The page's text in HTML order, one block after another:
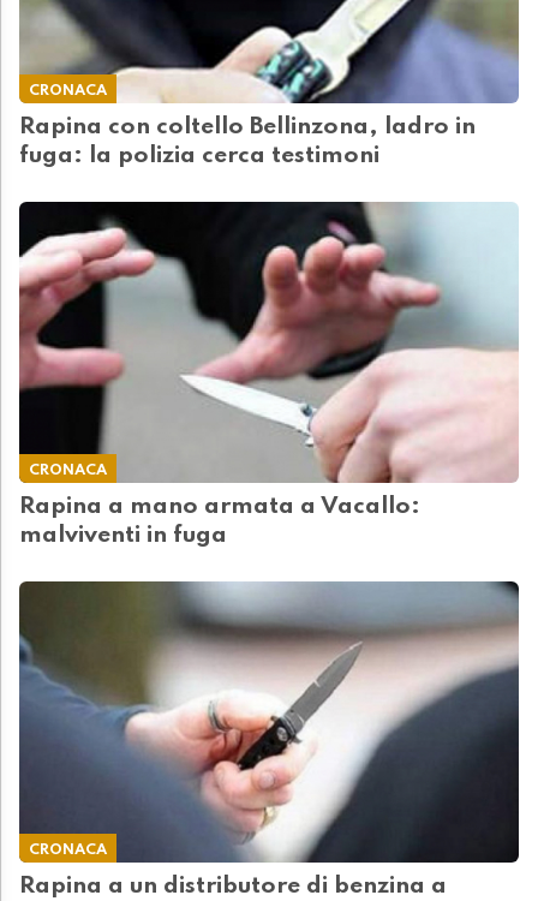
CRONACA
Rapina con coltello Bellinzona, ladro in
fuga: la polizia cerca testimoni
CRONACA
Rapina a mano armata a Vacallo:
malviventi in fuga
CRONACA
Rapina a un distributore di benzina a